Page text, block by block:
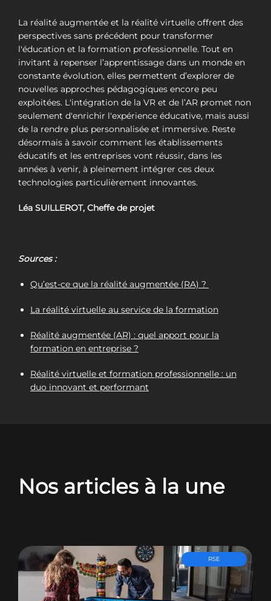
La réalité augmentée et la réalité virtuelle offrent des
perspectives sans précédent pour transformer
l'éducation et la formation professionnelle. Tout en
invitant à repenser l’apprentissage dans un monde en
constante évolution, elles permettent d’explorer de
nouvelles approches pédagogiques encore peu
exploitées. L'intégration de la VR et de l’AR promet non
seulement d'enrichir l'expérience éducative, mais aussi
de la rendre plus personnalisée et immersive. Reste
désormais à savoir comment les établissements
éducatifs et les entreprises vont réussir, dans les
années à venir, à pleinement intégrer ces deux
technologies particulièrement innovantes.
Léa SUILLEROT, Cheffe de projet
Sources :
Qu’est-ce que la réalité augmentée (RA) ?
La réalité virtuelle au service de la formation
Réalité augmentée (AR) : quel apport pour la
formation en entreprise ?
Réalité virtuelle et formation professionnelle : un
duo innovant et performant
Nos articles à la une
RSE